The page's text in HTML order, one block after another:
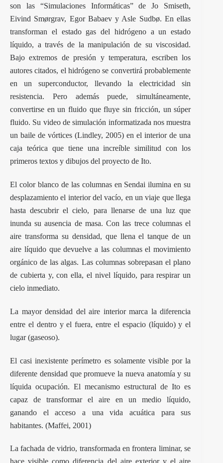
son las “Simulaciones Informáticas” de Jo Smiseth,
Eivind Smørgrav, Egor Babaev y Asle Sudbø. En ellas
transforman el estado gas del hidrógeno a un estado
líquido, a través de la manipulación de su viscosidad.
Bajo extremos de presión y temperatura, escriben los
autores citados, el hidrógeno se convertirá probablemente
en un superconductor, llevando la electricidad sin
resistencia. Pero además puede, simultáneamente,
convertirse en un fluido que fluye sin fricción, un súper
fluido. Su video de simulación informatizada nos muestra
un baile de vórtices (Lindley, 2005) en el interior de una
caja teórica que tiene una increíble similitud con los
primeros textos y dibujos del proyecto de Ito.
El color blanco de las columnas en Sendai ilumina en su
desplazamiento el interior del vacío, en un viaje que llega
hasta descubrir el cielo, para llenarse de una luz que
inunda su ausencia de masa. Con las trece columnas el
aire transforma su densidad, que llena el tanque de un
aire líquido que devuelve a las columnas el movimiento
orgánico de las algas. Las columnas sobrepasan el plano
de cubierta y, con ella, el nivel líquido, para respirar un
cielo inmediato.
La mayor densidad del aire interior marca la diferencia
entre el dentro y el fuera, entre el espacio (líquido) y el
lugar (gaseoso).
El casi inexistente perímetro es solamente visible por la
diferente densidad que promueve la nueva anatomía y su
líquida ocupación. El mecanismo estructural de Ito es
capaz de transformar el aire en un medio líquido,
ganando el acceso a una vida acuática para sus
habitantes. (Maffei, 2001)
La fachada de vidrio, transformada en frontera liminar, se